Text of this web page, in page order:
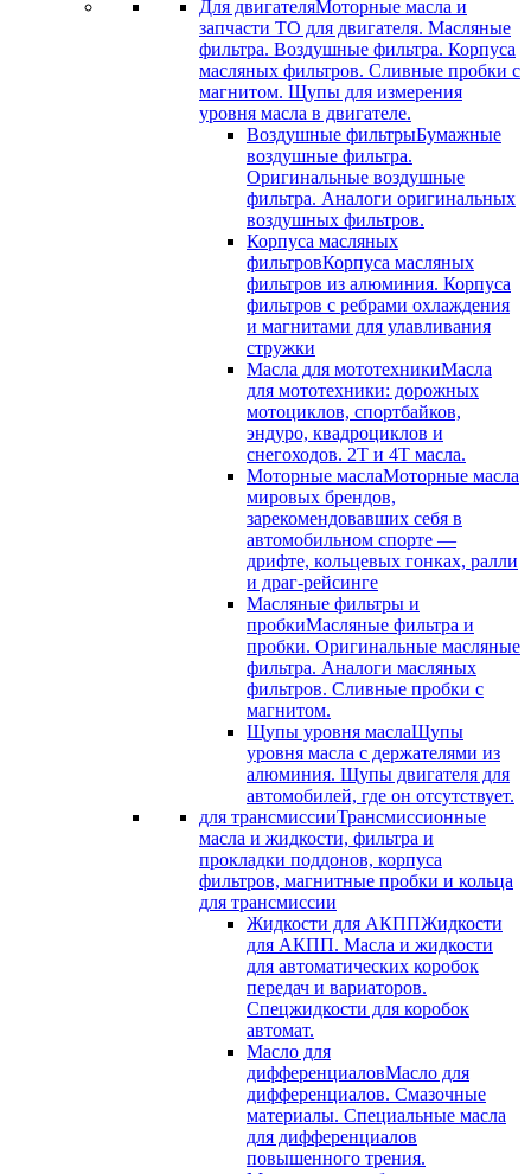
Для двигателяМоторные масла и
запчасти ТО для двигателя. Масляные
фильтра. Воздушные фильтра. Корпуса
масляных фильтров. Сливные пробки с
магнитом. Щупы для измерения
уровня масла в двигателе.
Воздушные фильтрыБумажные
воздушные фильтра.
Оригинальные воздушные
фильтра. Аналоги оригинальных
воздушных фильтров.
Корпуса масляных
фильтровКорпуса масляных
фильтров из алюминия. Корпуса
фильтров с ребрами охлаждения
и магнитами для улавливания
стружки
Масла для мототехникиМасла
для мототехники: дорожных
мотоциклов, спортбайков,
эндуро, квадроциклов и
снегоходов. 2T и 4T масла.
Моторные маслаМоторные масла
мировых брендов,
зарекомендовавших себя в
автомобильном спорте —
дрифте, кольцевых гонках, ралли
и драг-рейсинге
Масляные фильтры и
пробкиМасляные фильтра и
пробки. Оригинальные масляные
фильтра. Аналоги масляных
фильтров. Сливные пробки с
магнитом.
Щупы уровня маслаЩупы
уровня масла с держателями из
алюминия. Щупы двигателя для
автомобилей, где он отсутствует.
для трансмиссииТрансмиссионные
масла и жидкости, фильтра и
прокладки поддонов, корпуса
фильтров, магнитные пробки и кольца
для трансмиссии
Жидкости для АКППЖидкости
для АКПП. Масла и жидкости
для автоматических коробок
передач и вариаторов.
Спецжидкости для коробок
автомат.
Масло для
дифференциаловМасло для
дифференциалов. Смазочные
материалы. Специальные масла
для дифференциалов
повышенного трения.